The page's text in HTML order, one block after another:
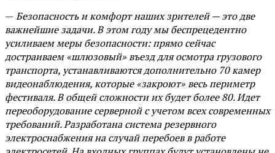
— Безопасность и комфорт наших зрителей — это две
важнейшие задачи. В этом году мы беспрецедентно
усиливаем меры безопасности: прямо сейчас
достраиваем «шлюзовый» въезд для осмотра грузового
транспорта, устанавливаются дополнительно 70 камер
видеонаблюдения, которые «закроют» весь периметр
фестиваля. В общей сложности их будет более 80. Идет
переоборудование серверной с учетом всех современных
требований. Разработана система резервного
электроснабжения на случай перебоев в работе